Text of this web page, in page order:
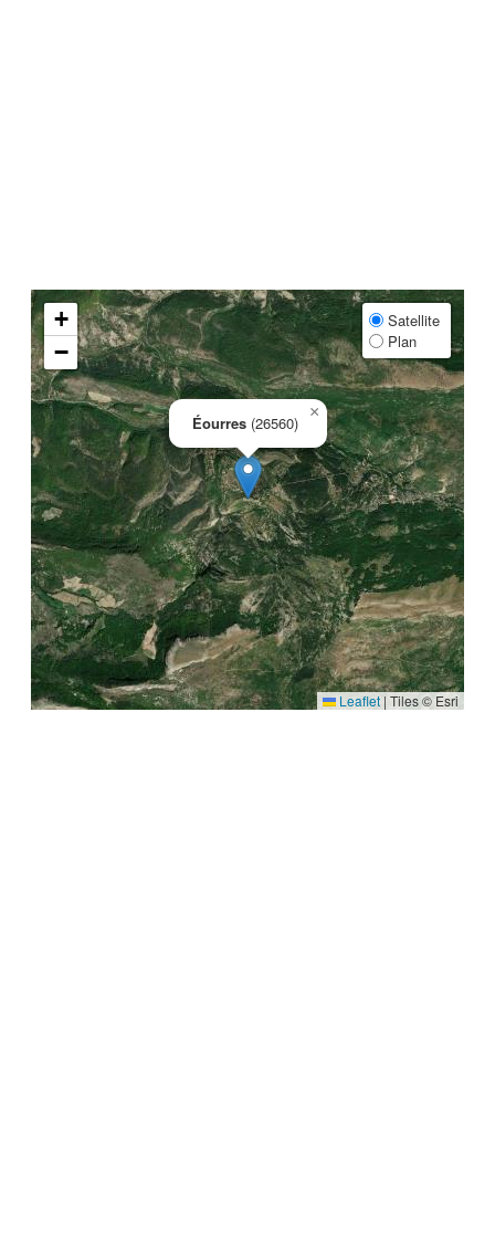
Éourres (26560)
×
+
−
Satellite
Plan
Leaflet | Tiles © Esri